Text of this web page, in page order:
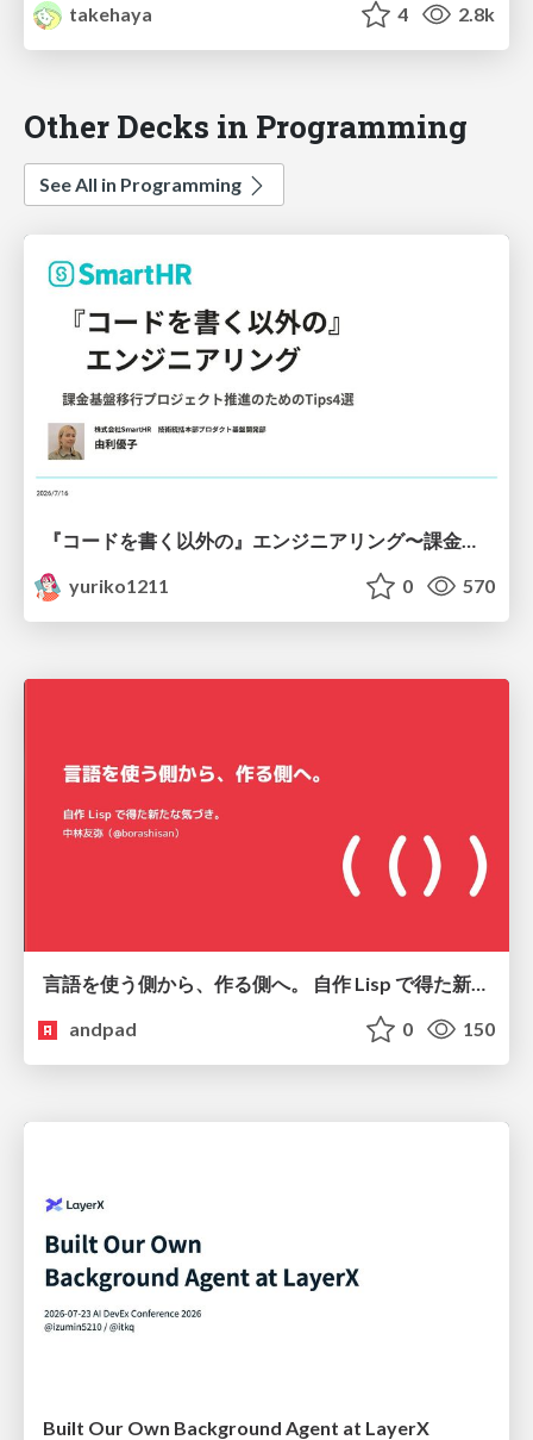
takehaya
4 2.8k
Other Decks in Programming
See All in Programming
yuriko1211
0 570
言語を使う側から、作る側へ。 自作 Lisp で得た新たな気づき。
andpad
0 150
Built Our Own Background Agent at LayerX